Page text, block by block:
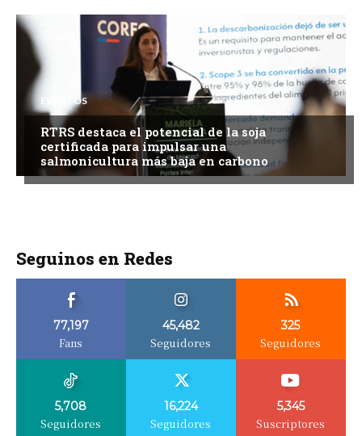
EVENTOS
RTRS destaca el potencial de la soja
certificada para impulsar una
salmonicultura más baja en carbono
Seguinos en Redes
77,197
Fans
45,482
Seguidores
325
Seguidores
5,708
Seguidores
16,224
Seguidores
5,345
Suscriptores